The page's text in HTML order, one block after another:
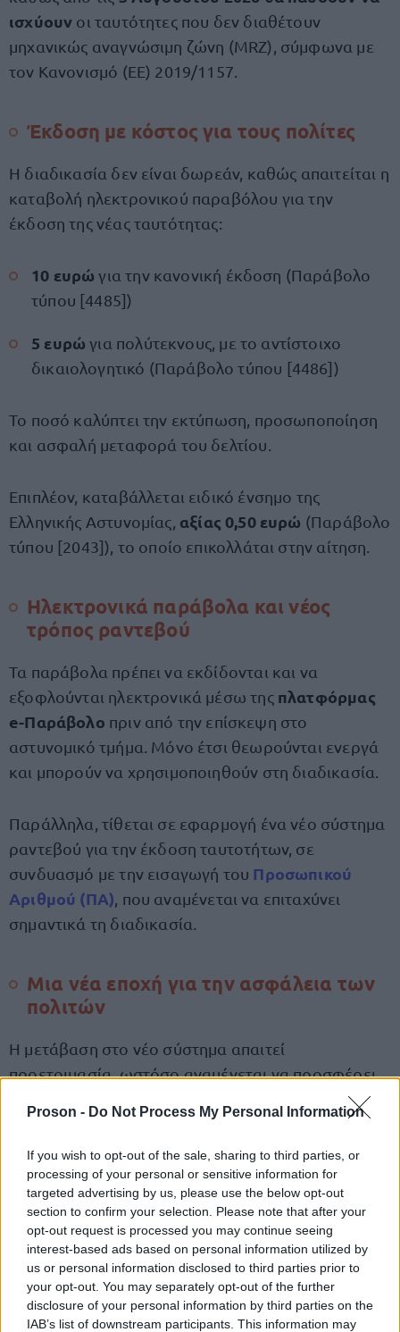
Proson - Do Not Process My Personal Information
If you wish to opt-out of the sale, sharing to third parties, or
processing of your personal or sensitive information for
targeted advertising by us, please use the below opt-out
section to confirm your selection. Please note that after your
opt-out request is processed you may continue seeing
interest-based ads based on personal information utilized by
us or personal information disclosed to third parties prior to
your opt-out. You may separately opt-out of the further
disclosure of your personal information by third parties on the
IAB’s list of downstream participants. This information may
ισχύουν οι ταυτότητες που δεν διαθέτουν
μηχανικώς αναγνώσιμη ζώνη (MRZ), σύμφωνα με
τον Κανονισμό (ΕΕ) 2019/1157.
Έκδοση με κόστος για τους πολίτες
Η διαδικασία δεν είναι δωρεάν, καθώς απαιτείται η
καταβολή ηλεκτρονικού παραβόλου για την
έκδοση της νέας ταυτότητας:
10 ευρώ για την κανονική έκδοση (Παράβολο
τύπου [4485])
5 ευρώ για πολύτεκνους, με το αντίστοιχο
δικαιολογητικό (Παράβολο τύπου [4486])
Το ποσό καλύπτει την εκτύπωση, προσωποποίηση
και ασφαλή μεταφορά του δελτίου.
Επιπλέον, καταβάλλεται ειδικό ένσημο της
Ελληνικής Αστυνομίας, αξίας 0,50 ευρώ (Παράβολο
τύπου [2043]), το οποίο επικολλάται στην αίτηση.
Ηλεκτρονικά παράβολα και νέος
τρόπος ραντεβού
Τα παράβολα πρέπει να εκδίδονται και να
εξοφλούνται ηλεκτρονικά μέσω της πλατφόρμας
e-Παράβολο πριν από την επίσκεψη στο
αστυνομικό τμήμα. Μόνο έτσι θεωρούνται ενεργά
και μπορούν να χρησιμοποιηθούν στη διαδικασία.
Παράλληλα, τίθεται σε εφαρμογή ένα νέο σύστημα
ραντεβού για την έκδοση ταυτοτήτων, σε
συνδυασμό με την εισαγωγή του Προσωπικού
Αριθμού (ΠΑ) , που αναμένεται να επιταχύνει
σημαντικά τη διαδικασία.
Μια νέα εποχή για την ασφάλεια των
πολιτών
Η μετάβαση στο νέο σύστημα απαιτεί
προετοιμασία, ωστόσο αναμένεται να προσφέρει
εναρμονισμένες ταυτότητες
Οι νέες ψηφιακές ταυτότητες αποτελούν ένα ακόμη
βήμα προς τη σύγχρονη, ψηφιακή δημόσια
διοίκηση, που στοχεύει σελιγότερη
γραφειοκρατίακαι περισσότερη ασφάλεια για
όλους τους πολίτες.